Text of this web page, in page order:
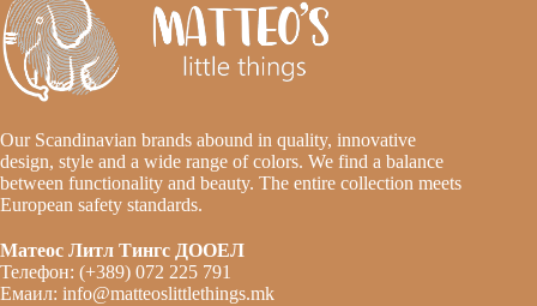
Our Scandinavian brands abound in quality, innovative
design, style and a wide range of colors. We find a balance
between functionality and beauty. The entire collection meets
European safety standards.
Матеос Литл Тингс ДООЕЛ
Телефон: (+389) 072 225 791
Емаил: info@matteoslittlethings.mk